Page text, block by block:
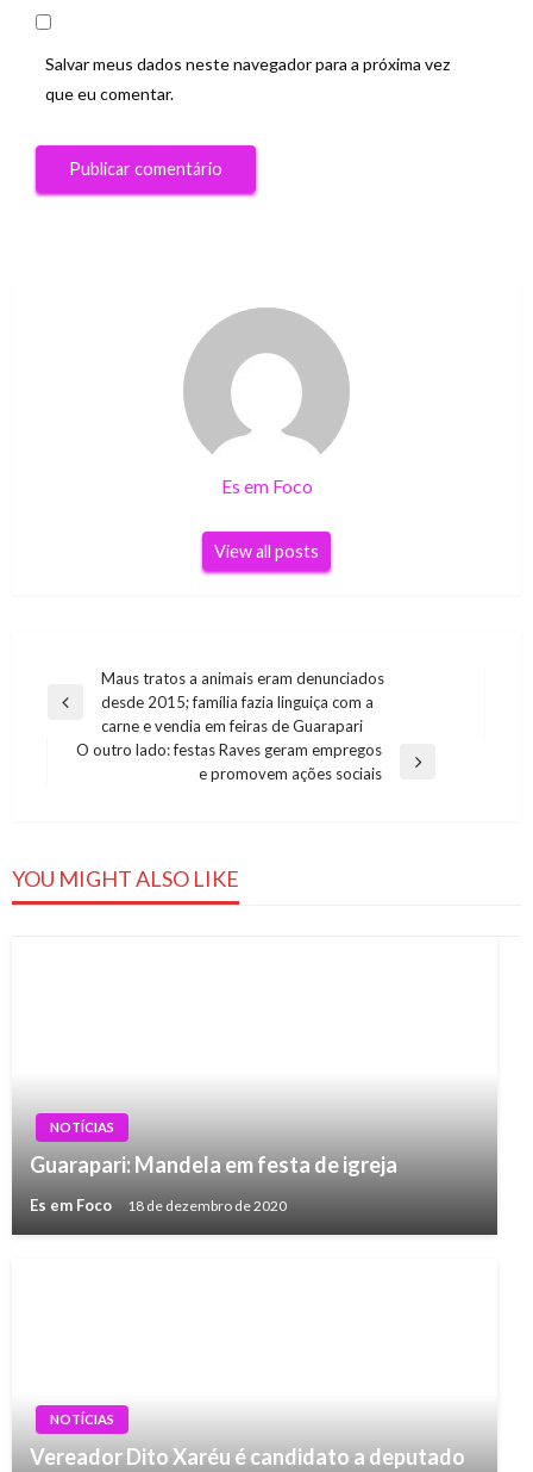
Salvar meus dados neste navegador para a próxima vez
que eu comentar.
Es em Foco
View all posts
Navegação
de
Post
Previous
Maus tratos a animais eram denunciados
desde 2015; família fazia linguiça com a
carne e vendia em feiras de Guarapari
O outro lado: festas Raves geram empregos
e promovem ações sociais
YOU MIGHT ALSO LIKE
NOTÍCIAS
Guarapari: Mandela em festa de igreja
Es em Foco 18 de dezembro de 2020
NOTÍCIAS
Vereador Dito Xaréu é candidato a deputado